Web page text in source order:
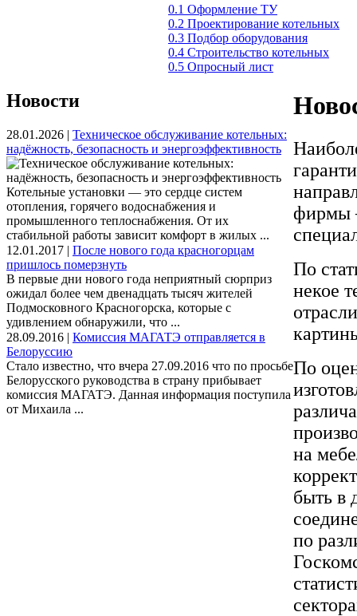
0.1 Оформление ТУ
0.2 Проектирование котельных
0.3 Подбор оборудования
0.4 Строительство котельных
0.5 Опросный лист
Новости
28.01.2026 | Техническое обслуживание котельных:
надёжность, безопасность и энергоэффективность
Котельные установки — это сердце систем
отопления, горячего водоснабжения и
промышленного теплоснабжения. От их
стабильной работы зависит комфорт в жилых ...
12.01.2017 | После нового года красногорцам
пришлось померзнуть
В первые дни нового года неприятный сюрприз
ожидал более чем двенадцать тысяч жителей
Подмосковного Красногорска, которые с
удивлением обнаружили, что ...
28.09.2016 | Комиссия МАГАТЭ отправляется в
Белоруссию
Стало известно, что вчера 27.09.2016 что по просьбе
Белорусского руководства в страну прибывает
комиссия МАГАТЭ. Данная информация поступила
от Михаила ...
фирмы
По
некое
По
на
быть в
по